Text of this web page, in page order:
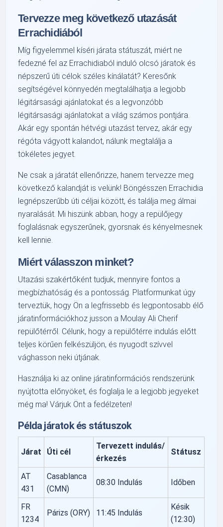
Tervezze meg következő utazását
Errachidiából
Míg figyelemmel kíséri járata státuszát, miért ne
fedezné fel az Errachidiaból induló olcsó járatok és
népszerű úti célok széles kínálatát? Keresőnk
segítségével könnyedén megtalálhatja a legjobb
légitársasági ajánlatokat és a legvonzóbb
légitársasági ajánlatokat a világ számos pontjára.
Akár egy spontán hétvégi utazást tervez, akár egy
régóta vágyott kalandot, nálunk megtalálja a
tökéletes jegyet.
Ne csak a járatát ellenőrizze, hanem tervezze meg
következő kalandját is velünk! Böngésszen Errachidia
legnépszerűbb úti céljai között, és találja meg álmai
nyaralását. Mi hiszünk abban, hogy a repülőjegy
foglalásnak egyszerűnek, gyorsnak és kényelmesnek
kell lennie.
Miért válasszon minket?
Utazási szakértőként tudjuk, mennyire fontos a
megbízhatóság és a pontosság. Platformunkat úgy
terveztük, hogy Ön a legfrissebb és legpontosabb élő
járatinformációkhoz jusson a Moulay Ali Cherif
repülőtérről. Célunk, hogy a repülőtérre indulás előtt
teljes körűen felkészüljön, és nyugodt szívvel
vághasson neki útjának.
Használja ki az online járatinformációs rendszerünk
nyújtotta előnyöket, és foglalja le a legjobb jegyeket
még ma! Várjuk Önt a fedélzeten!
Példa járatok és státuszok
Járat Úti cél
Tervezett indulás/
érkezés
Státusz
AT
431
Casablanca
(CMN)
08:30 Indulás Időben
FR
1234
Párizs (ORY) 11:45 Indulás
Késik
(12:30)